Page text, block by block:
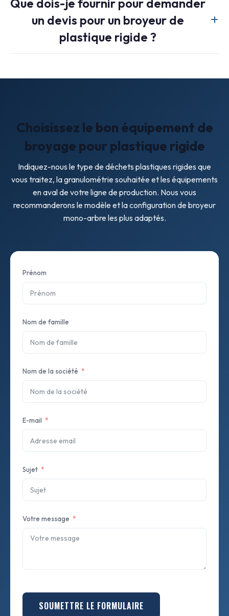
automatique, l'arrêt, l'inversion de sens et la protection
contre les surcharges, et un diagnostic à distance optionnel
peut être configuré en fonction du groupe électrogène.
un devis pour un broyeur de
plastique rigide ?
du tamis.
Choisissez le bon équipement de
broyage pour plastique rigide
Indiquez-nous le type de déchets plastiques rigides que
vous traitez, la granulométrie souhaitée et les équipements
en aval de votre ligne de production. Nous vous
recommanderons le modèle et la configuration de broyeur
mono-arbre les plus adaptés.
Prénom
Nom de famille
Nom de la société
E-mail
Sujet
Votre message
SOUMETTRE LE FORMULAIRE